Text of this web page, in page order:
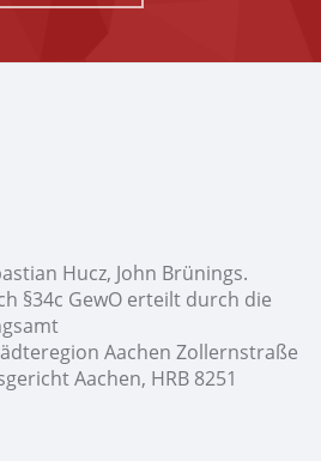
Hucz, John Brünings.
§34c GewO erteilt durch die
Aachen Zollernstraße
Aachen, HRB 8251